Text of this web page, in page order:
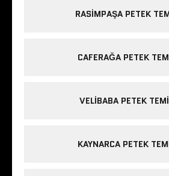
RASIMPAŞA PETEK
CAFERAĞA PETEK
VELIBABA PETEK
KAYNARCA PETEK